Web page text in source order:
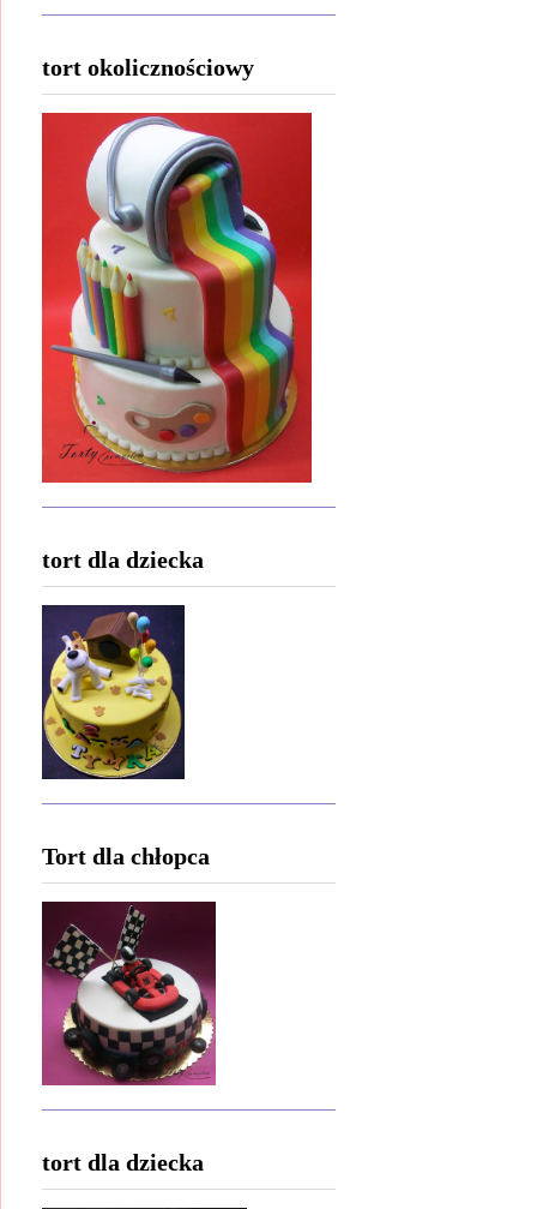
tort okolicznościowy
tort dla dziecka
Tort dla chłopca
tort dla dziecka